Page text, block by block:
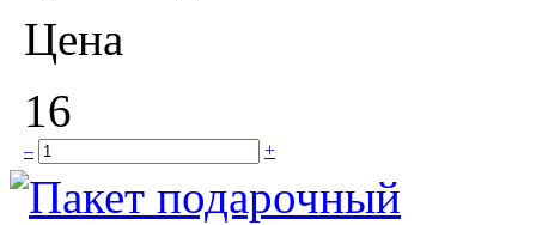
Цена
16
– +